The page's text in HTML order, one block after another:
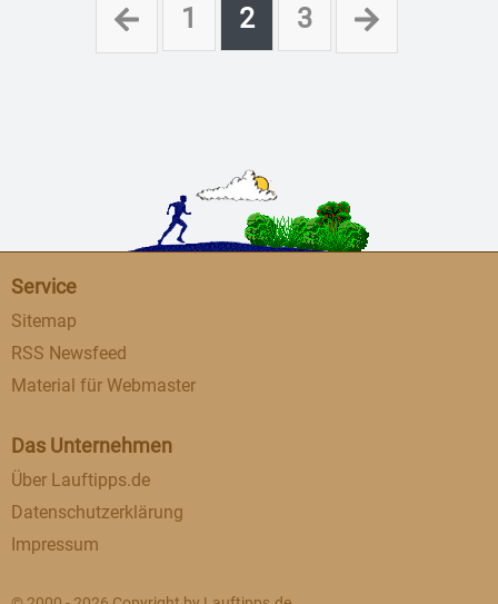
1 2 3
Service
Sitemap
RSS Newsfeed
Material für Webmaster
Das Unternehmen
Über Lauftipps.de
Datenschutzerklärung
Impressum